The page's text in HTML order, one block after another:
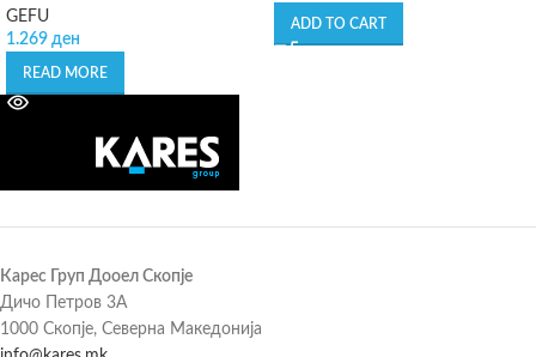
GEFU
1.269 ден
READ MORE
ADD TO CART
Карес Груп Дооел Скопје
Дичо Петров 3А
1000 Скопје, Северна Македонија